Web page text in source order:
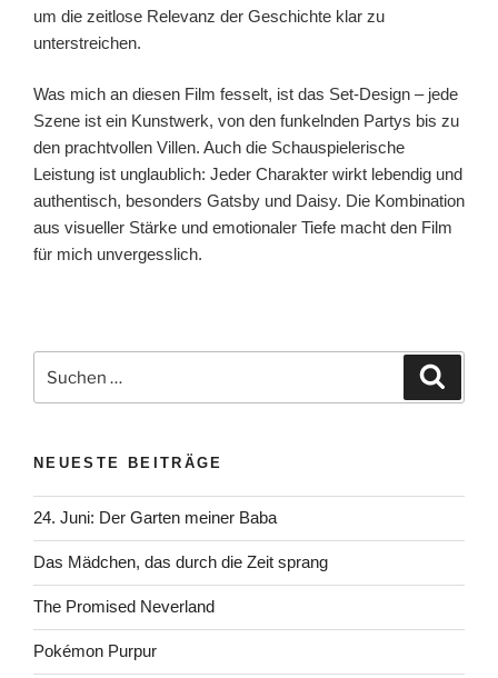
um die zeitlose Relevanz der Geschichte klar zu
unterstreichen.
Was mich an diesen Film fesselt, ist das Set-Design – jede
Szene ist ein Kunstwerk, von den funkelnden Partys bis zu
den prachtvollen Villen. Auch die Schauspielerische
Leistung ist unglaublich: Jeder Charakter wirkt lebendig und
authentisch, besonders Gatsby und Daisy. Die Kombination
aus visueller Stärke und emotionaler Tiefe macht den Film
für mich unvergesslich.
nach:
NEUESTE BEITRÄGE
24. Juni: Der Garten meiner Baba
Das Mädchen, das durch die Zeit sprang
The Promised Neverland
Pokémon Purpur